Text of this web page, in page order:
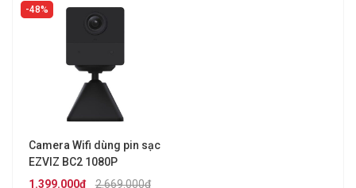
48%
Camera Wifi dùng pin sạc
EZVIZ BC2 1080P
2.669.000đ
1.399.000đ